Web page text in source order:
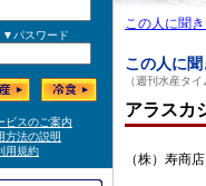
この人に聞
この人に聞
（週刊水産タイ
アラスカ
（株）寿商